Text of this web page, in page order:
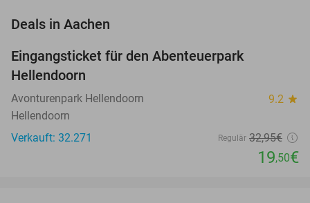
Deals in Aachen
Eingangsticket für den Abenteuerpark
Hellendoorn
Avonturenpark Hellendoorn 9.2 star
Hellendoorn
Verkauft: 32.271
Regulär 32,95€
19,50€